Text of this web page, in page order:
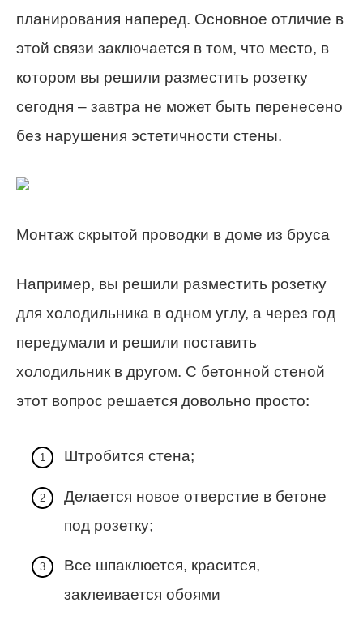
планирования наперед. Основное отличие в
этой связи заключается в том, что место, в
котором вы решили разместить розетку
сегодня – завтра не может быть перенесено
без нарушения эстетичности стены.
Монтаж скрытой проводки в доме из бруса
Например, вы решили разместить розетку
для холодильника в одном углу, а через год
передумали и решили поставить
холодильник в другом. С бетонной стеной
этот вопрос решается довольно просто:
Штробится стена;
Делается новое отверстие в бетоне
под розетку;
Все шпаклюется, красится,
заклеивается обоями